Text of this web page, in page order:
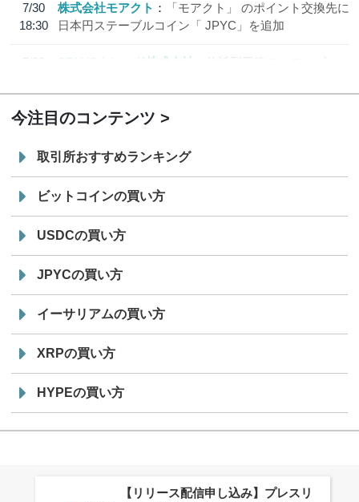
7/30
18:30
株式会社モアクト
「モアクト」 のポイント交換先に
日本円ステーブルコイン「 JPYC」を追加
7/29
SBI VCトレード株式会社
信託型円建てステーブル
今注目のコンテンツ
取引所おすすめランキング
ビットコインの買い方
USDCの買い方
JPYCの買い方
イーサリアムの買い方
XRPの買い方
HYPEの買い方
株式会社PlnX、アジア最大級のグロ